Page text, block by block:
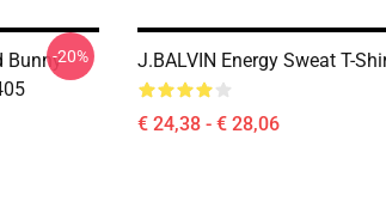
Bunny-20% J.BALVIN Energy Sweat T-
€ 24,38 - € 28,06